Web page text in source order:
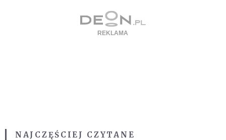
NAJCZĘŚCIEJ CZYTANE